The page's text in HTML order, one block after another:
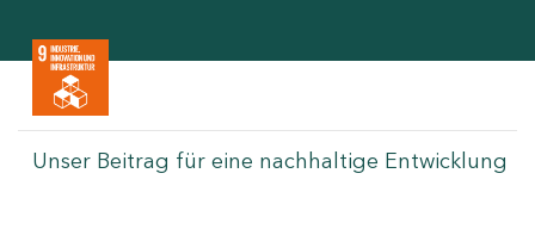
Unser Beitrag für eine nachhaltige Entwicklung